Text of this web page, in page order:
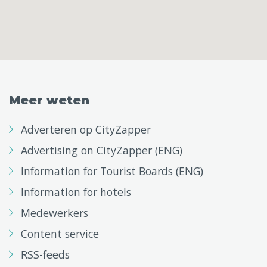
Meer weten
Adverteren op CityZapper
Advertising on CityZapper (ENG)
Information for Tourist Boards (ENG)
Information for hotels
Medewerkers
Content service
RSS-feeds